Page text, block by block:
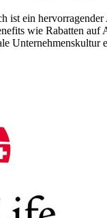
ist ein
wie Rabatten
Unternehmenskultur